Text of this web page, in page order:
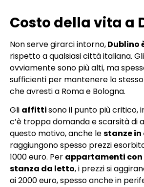
Costo della vita a
Non serve girarci intorno,Dublino
rispetto a qualsiasi città italiana.
ovviamente sono più alti, ma
sufficienti per mantenere lo
che avresti a Roma e Bologna.
Gli affittisono il punto più critico,
c’è troppa domanda e scarsità di
questo motivo, anche lestanze
raggiungono spesso prezzi
1000 euro. Per appartamenti con
stanza da letto, i prezzi si
ai 2000 euro, spesso anche in